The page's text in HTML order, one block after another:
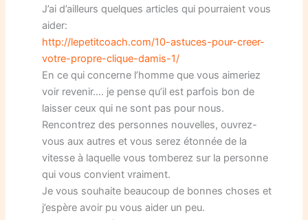
J’ai d’ailleurs quelques articles qui pourraient vous
aider:
http://lepetitcoach.com/10-astuces-pour-creer-
votre-propre-clique-damis-1/
En ce qui concerne l’homme que vous aimeriez
voir revenir…. je pense qu’il est parfois bon de
laisser ceux qui ne sont pas pour nous.
Rencontrez des personnes nouvelles, ouvrez-
vous aux autres et vous serez étonnée de la
vitesse à laquelle vous tomberez sur la personne
qui vous convient vraiment.
Je vous souhaite beaucoup de bonnes choses et
j’espère avoir pu vous aider un peu.